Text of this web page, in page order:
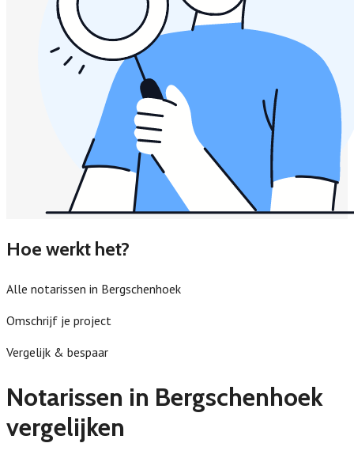
Hoe werkt het?
Alle notarissen in Bergschenhoek
Omschrijf je project
Vergelijk & bespaar
Notarissen in Bergschenhoek
vergelijken